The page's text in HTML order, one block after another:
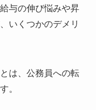
与の伸び悩みや昇
いくつかのデメリ
は、公務員への転
。